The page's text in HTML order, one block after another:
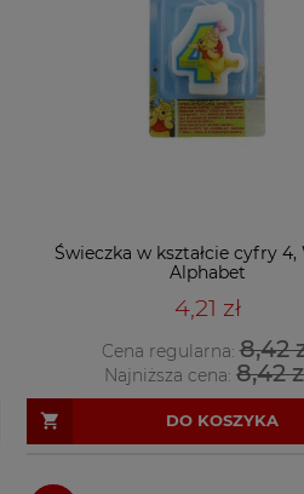
Świeczka w kształcie cyfry
Alphabet
4,21 zł
Cena regularna:8,42
Najniższa cena: 8,42
DO KOSZYKA